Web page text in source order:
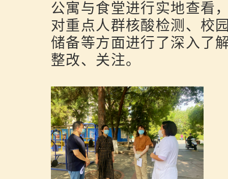
公寓与食堂进行实地查看
对重点人群核酸检测、校
储备等方面进行了深入了
整改、关注。